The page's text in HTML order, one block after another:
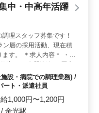
が活躍していま
般を担当し、調理
経験できます。
中・中高年活躍
理スタッフ募集です！
ン層の採用活動、現在積
す。 ＊求人内容＊ ・調
込み ・食器洗浄 ・厨房
調理補助 備考 ・社会保
応相談 ・50代、60代の採
設・病院での調理業務) /
ート・派遣社員
1,000円〜1,200円
金光駅